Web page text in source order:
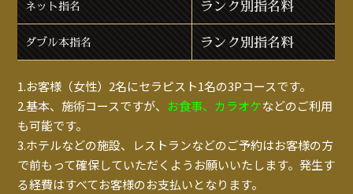
ネット指名 ランク別指名料
ダブル本指名 ランク別指名料
1.お客様（女性）2名にセラピスト1名の3Pコースです。
2.基本、施術コースですが、 お食事、カラオケなどのご利用
も可能です。
3.ホテルなどの施設、レストランなどのご予約はお客様の方
で前もって確保していただくようお願いいたします。発生す
る経費はすべてお客様のお支払いとなります。